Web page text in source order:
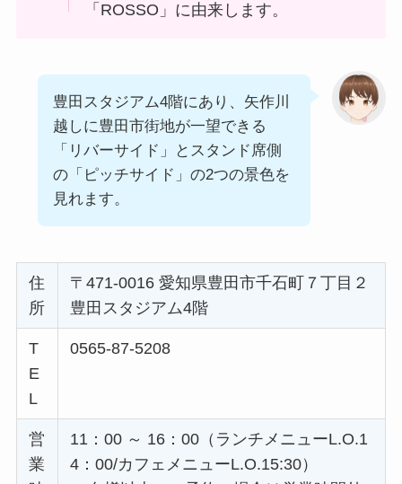
「ROSSO」に由来します。
豊田スタジアム4階にあり、矢作川
越しに豊田市街地が一望できる
「リバーサイド」とスタンド席側
の「ピッチサイド」の2つの景色を
見れます。
住
所
〒471-0016 愛知県豊田市千石町７丁目２
豊田スタジアム4階
T
E
L
0565-87-5208
営
業
11：00 ～ 16：00（ランチメニューL.O.1
4：00/カフェメニューL.O.15:30）